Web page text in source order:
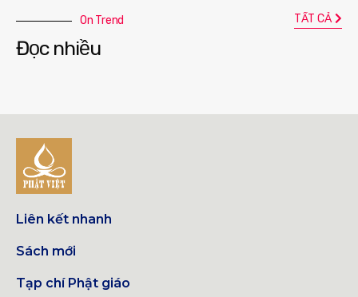
On Trend
Đọc nhiều
TẤT CẢ
Liên kết nhanh
Sách mới
Tạp chí Phật giáo